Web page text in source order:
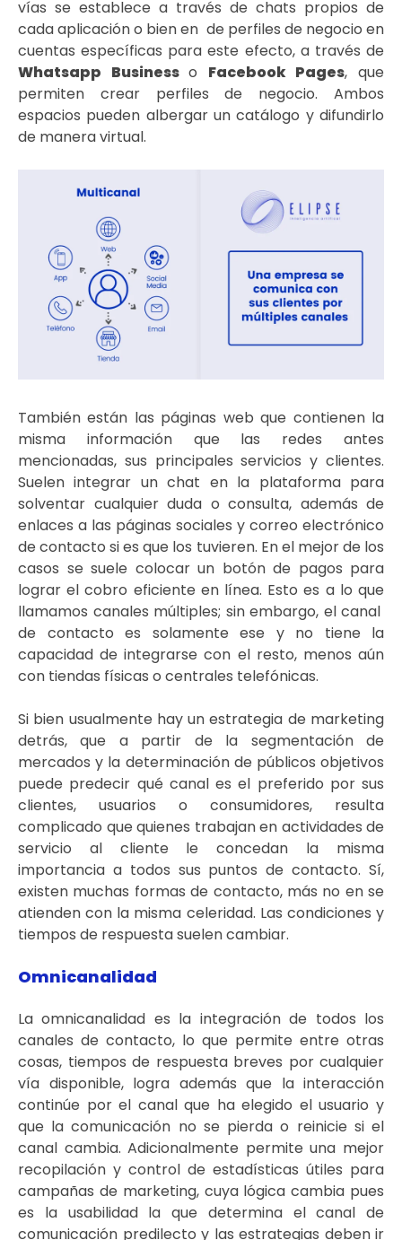
vías se establece a través de chats propios de
cada aplicación o bien en de perfiles de negocio en
cuentas específicas para este efecto, a través de
Whatsapp Businesso Facebook Pages, que
permiten crear perfiles de negocio. Ambos
espacios pueden albergar un catálogo y difundirlo
de manera virtual.
También están las páginas web que contienen la
misma información que las redes antes
mencionadas, sus principales servicios y clientes.
Suelen integrar un chat en la plataforma para
solventar cualquier duda o consulta, además de
enlaces a las páginas sociales y correo electrónico
de contacto si es que los tuvieren. En el mejor de los
casos se suele colocar un botón de pagos para
lograr el cobro eficiente en línea. Esto es a lo que
llamamos canales múltiples; sin embargo, el canal
de contacto es solamente ese y no tiene la
capacidad de integrarse con el resto, menos aún
con tiendas físicas o centrales telefónicas.
Si bien usualmente hay un estrategia de marketing
detrás, que a partir de la segmentación de
mercados y la determinación de públicos objetivos
puede predecir qué canal es el preferido por sus
clientes, usuarios o consumidores, resulta
complicado que quienes trabajan en actividades de
servicio al cliente le concedan la misma
importancia a todos sus puntos de contacto. Sí,
existen muchas formas de contacto, más no en se
atienden con la misma celeridad. Las condiciones y
tiempos de respuesta suelen cambiar.
Omnicanalidad
La omnicanalidad es la integración de todos los
canales de contacto, lo que permite entre otras
cosas, tiempos de respuesta breves por cualquier
vía disponible, logra además que la interacción
continúe por el canal que ha elegido el usuario y
que la comunicación no se pierda o reinicie si el
canal cambia. Adicionalmente permite una mejor
recopilación y control de estadísticas útiles para
campañas de marketing, cuya lógica cambia pues
es la usabilidad la que determina el canal de
comunicación predilecto y las estrategias deben ir